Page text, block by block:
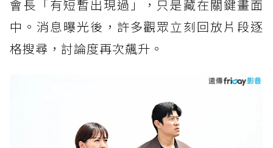
會長「有短暫出現過」，只是藏在關鍵畫面
中。消息曝光後，許多觀眾立刻回放片段逐
格搜尋，討論度再次飆升。